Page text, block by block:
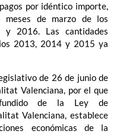
por idéntico importe,
de marzo de los
2016. Las cantidades
2013, 2014 y 2015 ya
de 26 de junio de
Valenciana, por el que
de la Ley de
Valenciana, establece
económicas de la